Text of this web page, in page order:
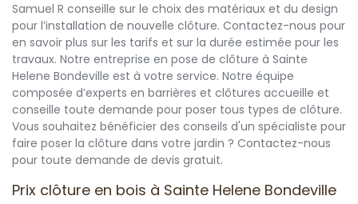
Samuel R conseille sur le choix des matériaux et du design
pour l’installation de nouvelle clôture. Contactez-nous pour
en savoir plus sur les tarifs et sur la durée estimée pour les
travaux. Notre entreprise en pose de clôture à Sainte
Helene Bondeville est à votre service. Notre équipe
composée d’experts en barrières et clôtures accueille et
conseille toute demande pour poser tous types de clôture.
Vous souhaitez bénéficier des conseils d'un spécialiste pour
faire poser la clôture dans votre jardin ? Contactez-nous
pour toute demande de devis gratuit.
Prix clôture en bois à Sainte Helene Bondeville